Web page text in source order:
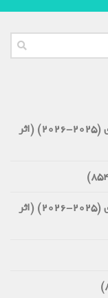
قوانین تکنیکی فدراسیون جهانی شمشیربازی (2025-2026) (اثر
قوانین تکنیکی فدراسیون جهانی شمشیربازی (2025-2026) (اثر